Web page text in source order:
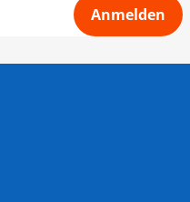
Anmelden